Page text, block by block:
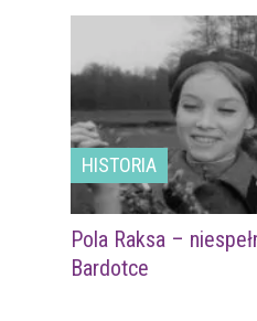
HISTORIA
Pola Raksa –
Bardotce